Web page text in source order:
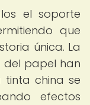
el soporte
que
única. La
del papel han
china se
efectos